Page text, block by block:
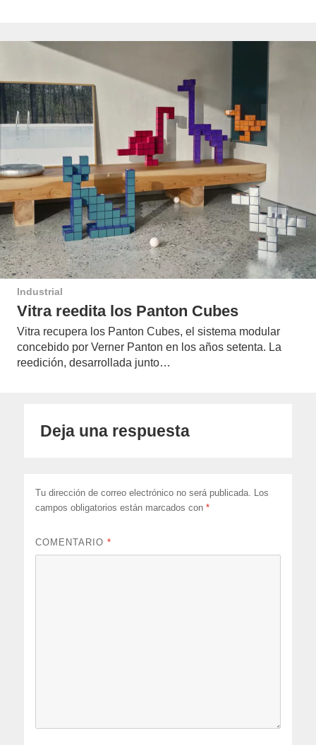
Industrial
Vitra reedita los Panton Cubes
Vitra recupera los Panton Cubes, el sistema modular
concebido por Verner Panton en los años setenta. La
reedición, desarrollada junto…
Deja una respuesta
Tu dirección de correo electrónico no será publicada. Los
campos obligatorios están marcados con*
COMENTARIO*